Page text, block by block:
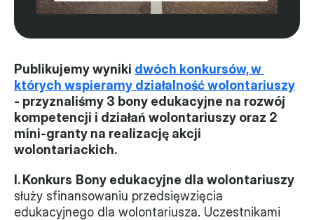
Narzędzie samooceny
Projekty
XVII forum NGO
Projekt z powiatem
Przystąp
Członkostwo
Publikujemy wyniki dwóch konkursów, w
których wspieramy działalność wolontariuszy
- przyznaliśmy 3 bony edukacyjne na rozwój
kompetencji i działań wolontariuszy oraz 2
mini-granty na realizację akcji
wolontariackich.
I. Konkurs Bony edukacyjne dla wolontariuszy
służy sfinansowaniu przedsięwzięcia
edukacyjnego dla wolontariusza. Uczestnikami